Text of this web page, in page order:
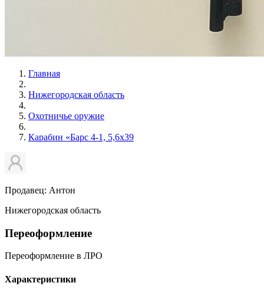
Главная
Нижегородская область
Охотничье оружие
Карабин «Барс 4-1, 5,6х39
Продавец: Антон
Нижегородская область
Переоформление
Переоформление в ЛРО
Характеристики